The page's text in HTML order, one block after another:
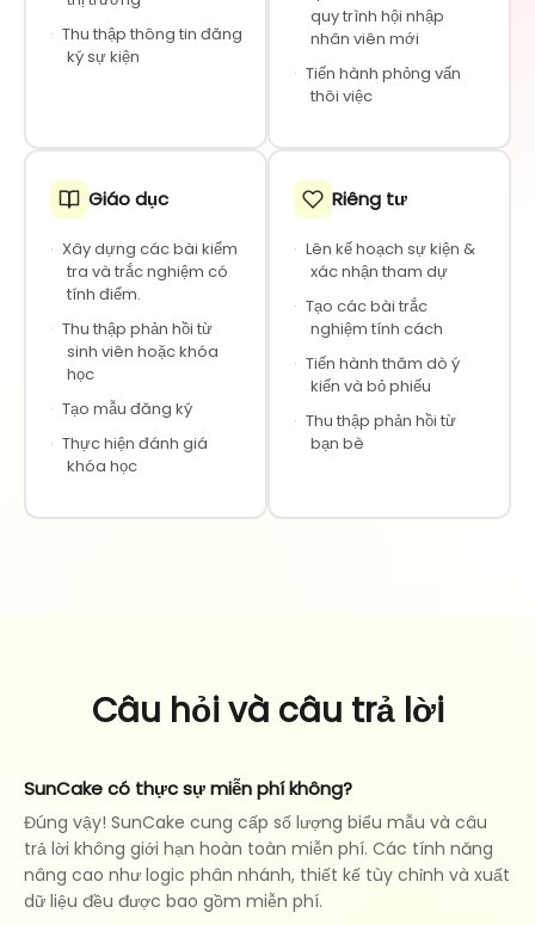
· Thu thập thông tin đăng
ký sự kiện
quy trình hội nhập
nhân viên mới
· Tiến hành phỏng vấn
thôi việc
Giáo dục
· Xây dựng các bài kiểm
tra và trắc nghiệm có
tính điểm.
· Thu thập phản hồi từ
sinh viên hoặc khóa
học
· Tạo mẫu đăng ký
· Thực hiện đánh giá
khóa học
Riêng tư
· Lên kế hoạch sự kiện &
xác nhận tham dự
· Tạo các bài trắc
nghiệm tính cách
· Tiến hành thăm dò ý
kiến và bỏ phiếu
· Thu thập phản hồi từ
bạn bè
Câu hỏi và câu trả lời
SunCake có thực sự miễn phí không?
Đúng vậy! SunCake cung cấp số lượng biểu mẫu và câu
trả lời không giới hạn hoàn toàn miễn phí. Các tính năng
nâng cao như logic phân nhánh, thiết kế tùy chỉnh và xuất
dữ liệu đều được bao gồm miễn phí.